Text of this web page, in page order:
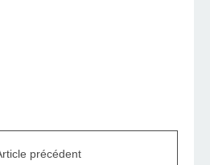
précédent